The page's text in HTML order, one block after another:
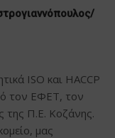
ISO και HACCP
τον ΕΦΕΤ, τον
της Π.Ε. Κοζάνης.
μας